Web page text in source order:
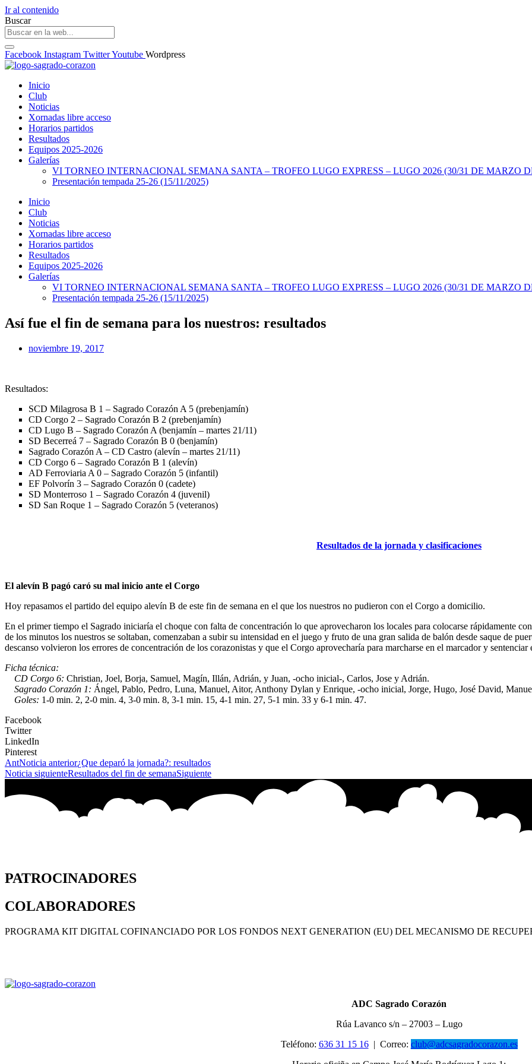
Ir al contenido
Buscar
Facebook Instagram TwitterYoutube Wordpress
Inicio
Club
Noticias
Xornadas libre acceso
Horarios partidos
Resultados
Equipos 2025-2026
Galerías
VI TORNEO INTERNACIONAL SEMANA SANTA – TROFEO LUGO EXPRESS – LUGO 2026 (30/31 DE MARZO
Presentación tempada 25-26 (15/11/2025)
Inicio
Club
Noticias
Xornadas libre acceso
Horarios partidos
Resultados
Equipos 2025-2026
Galerías
VI TORNEO INTERNACIONAL SEMANA SANTA – TROFEO LUGO EXPRESS – LUGO 2026 (30/31 DE MARZO
Presentación tempada 25-26 (15/11/2025)
Así fue el fin de semana para los nuestros: resultados
noviembre 19, 2017
Resultados:
SCD Milagrosa B 1 – Sagrado Corazón A 5 (prebenjamín)
CD Corgo 2 – Sagrado Corazón B 2 (prebenjamín)
CD Lugo B – Sagrado Corazón A (benjamín – martes 21/11)
SD Becerreá 7 – Sagrado Corazón B 0 (benjamín)
Sagrado Corazón A – CD Castro (alevín – martes 21/11)
CD Corgo 6 – Sagrado Corazón B 1 (alevín)
AD Ferroviaria A 0 – Sagrado Corazón 5 (infantil)
EF Polvorín 3 – Sagrado Corazón 0 (cadete)
SD Monterroso 1 – Sagrado Corazón 4 (juvenil)
SD San Roque 1 – Sagrado Corazón 5 (veteranos)
Resultados de la jornada y clasificaciones
El alevín B pagó caró su mal inicio ante el Corgo
Hoy repasamos el partido del equipo alevín B de este fin de semana en el que los nuestros no pudieron con el Corgo a domicilio.
En el primer tiempo el Sagrado iniciaría el choque con falta de concentración lo que aprovecharon los locales para colocarse rápidamente
de los minutos los nuestros se soltaban, comenzaban a subir su intensidad en el juego y fruto de una gran salida de balón desde saque de
descanso volvieron los errores de concentración de los corazonistas y que el Corgo aprovecharía para marcharse en el marcador y
Ficha técnica:
CD Corgo 6: Christian, Joel, Borja, Samuel, Magín, Illán, Adrián, y Juan, -ocho inicial-, Carlos, Jose y Adrián.
Sagrado Corazón 1: Ángel, Pablo, Pedro, Luna, Manuel, Aitor, Anthony Dylan y Enrique, -ocho inicial, Jorge, Hugo, José David,
Goles: 1-0 min. 2, 2-0 min. 4, 3-0 min. 8, 3-1 min. 15, 4-1 min. 27, 5-1 min. 33 y 6-1 min. 47.
Facebook
Twitter
LinkedIn
Pinterest
AntNoticia anterior¿Que deparó la jornada?: resultados
Noticia siguienteResultados del fin de semanaSiguiente
PATROCINADORES
COLABORADORES
PROGRAMA KIT DIGITAL COFINANCIADO POR LOS FONDOS NEXT GENERATION (EU) DEL MECANISMO DE
ADC Sagrado Corazón
Rúa Lavanco s/n – 27003 – Lugo
Teléfono: 636 31 15 16| Correo: club@adcsagradocorazon.es